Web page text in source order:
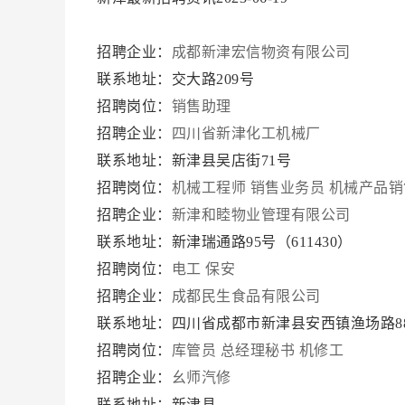
招聘企业： 成都新津宏信物资有限公司
联系地址：交大路209号
招聘岗位： 销售助理
招聘企业：
四川省新津化工机械厂
联系地址：新津县吴店街71号
招聘岗位： 机械工程师 销售业务员 机械产品
招聘企业： 新津和睦物业管理有限公司
联系地址：新津瑞通路95号（611430）
招聘岗位：
电工 保安
招聘企业： 成都民生食品有限公司
联系地址：四川省成都市新津县安西镇渔场路
招聘岗位： 库管员 总经理秘书 机修工
招聘企业：
幺师汽修